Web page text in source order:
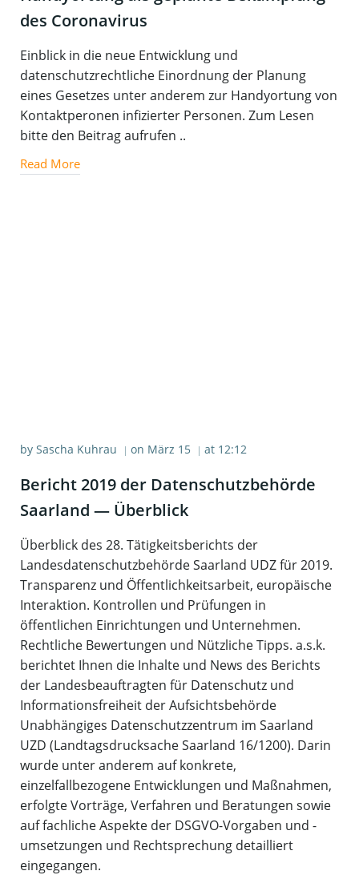
des Coronavirus
Einblick in die neue Entwicklung und
datenschutzrechtliche Einordnung der Planung
eines Gesetzes unter anderem zur Handyortung von
Kontaktperonen infizierter Personen. Zum Lesen
bitte den Beitrag aufrufen ..
Read More
by Sascha Kuhrau | on März 15 | at 12:12
Bericht 2019 der Daten­schutz­be­hör­de
Saar­land — Überblick
Überblick des 28. Tätigkeitsberichts der
Landesdatenschutzbehörde Saarland UDZ für 2019.
Transparenz und Öffentlichkeitsarbeit, europäische
Interaktion. Kontrollen und Prüfungen in
öffentlichen Einrichtungen und Unternehmen.
Rechtliche Bewertungen und Nützliche Tipps. a.s.k.
berichtet Ihnen die Inhalte und News des Berichts
der Landesbeauftragten für Datenschutz und
Informationsfreiheit der Aufsichtsbehörde
Unabhängiges Datenschutzzentrum im Saarland
UZD (Landtagsdrucksache Saarland 16/1200). Darin
wurde unter anderem auf konkrete,
einzelfallbezogene Entwicklungen und Maßnahmen,
erfolgte Vorträge, Verfahren und Beratungen sowie
auf fachliche Aspekte der DSGVO-Vorgaben und -
umsetzungen und Rechtsprechung detailliert
eingegangen.